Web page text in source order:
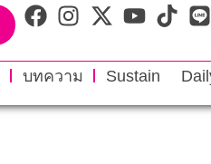
บทความ Sustain